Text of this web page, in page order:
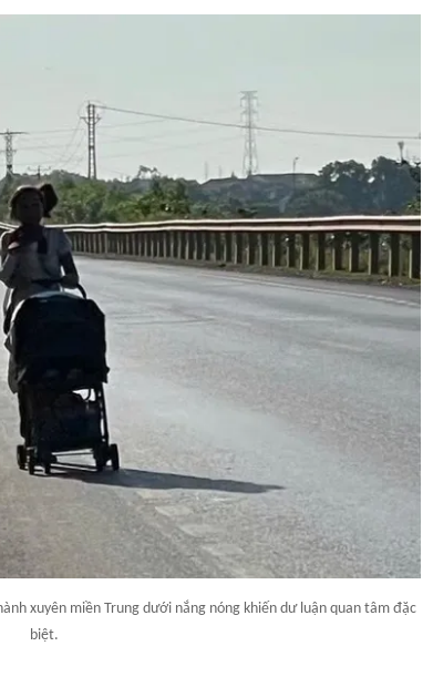
xuyên miền Trung dưới nắng nóng khiến dư luận quan tâm đặc
biệt.